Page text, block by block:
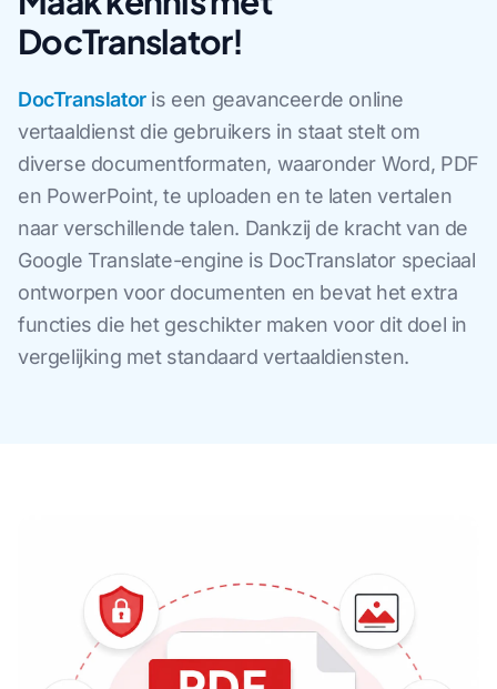
DocTranslator!
DocTranslatoris een geavanceerde online
vertaaldienst die gebruikers in staat stelt om
diverse documentformaten, waaronder Word, PDF
en PowerPoint, te uploaden en te laten vertalen
naar verschillende talen. Dankzij de kracht van de
Google Translate-engine is DocTranslator speciaal
ontworpen voor documenten en bevat het extra
functies die het geschikter maken voor dit doel in
vergelijking met standaard vertaaldiensten.